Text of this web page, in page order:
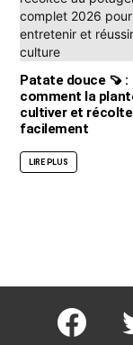
Patate douce 🍠 :
comment la
cultiver et
facilement
LIRE PLUS
facebook